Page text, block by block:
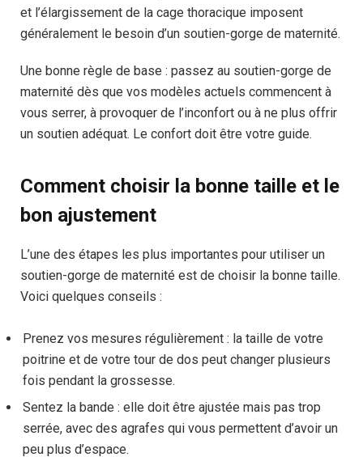
et l’élargissement de la cage thoracique imposent
généralement le besoin d’un soutien-gorge de maternité.
Une bonne règle de base : passez au soutien-gorge de
maternité dès que vos modèles actuels commencent à
vous serrer, à provoquer de l’inconfort ou à ne plus offrir
un soutien adéquat. Le confort doit être votre guide.
Comment choisir la bonne taille et le
bon ajustement
L’une des étapes les plus importantes pour utiliser un
soutien-gorge de maternité est de choisir la bonne taille.
Voici quelques conseils :
Prenez vos mesures régulièrement : la taille de votre
poitrine et de votre tour de dos peut changer plusieurs
fois pendant la grossesse.
Sentez la bande : elle doit être ajustée mais pas trop
serrée, avec des agrafes qui vous permettent d’avoir un
peu plus d’espace.